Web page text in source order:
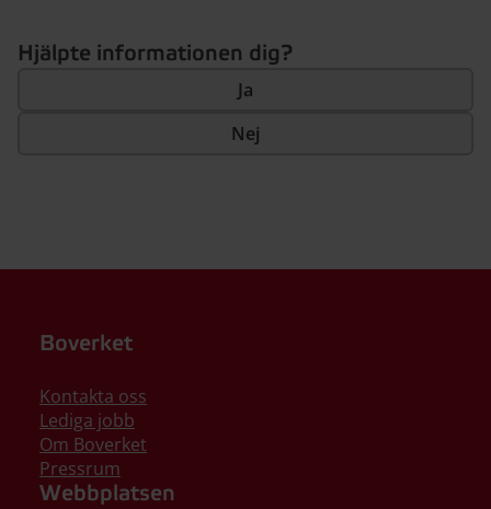
Hjälpte informationen dig?
Ja
Nej
Boverket
Kontakta oss
Lediga jobb
Om Boverket
Pressrum
Webbplatsen